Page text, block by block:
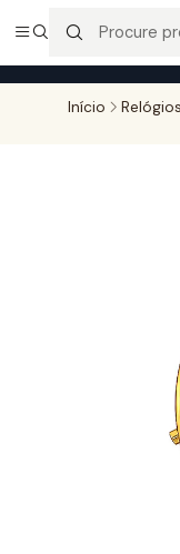
Entregas gratuitas
encomendas
Início